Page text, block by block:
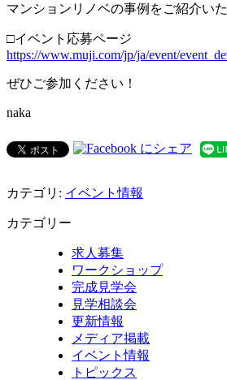
マンションリノベの事例をご紹介いた
□イベント応募ページ
https://www.muji.com/jp/ja/event/
ぜひご参加ください！
naka
カテゴリ: イベント情報
カテゴリー
求人募集
ワークショップ
完成見学会
見学相談会
更新情報
メディア掲載
イベント情報
トピックス